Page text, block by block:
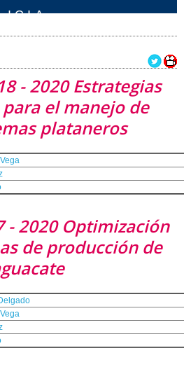
ICIA
- 2020 Estrategias
el manejo de
plataneros
- 2020 Optimización
de producción de